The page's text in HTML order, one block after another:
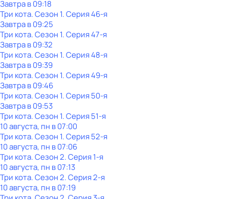
Завтра в 09:18
Три кота. Сезон 1. Серия 46-я
Завтра в 09:25
Три кота. Сезон 1. Серия 47-я
Завтра в 09:32
Три кота. Сезон 1. Серия 48-я
Завтра в 09:39
Три кота. Сезон 1. Серия 49-я
Завтра в 09:46
Три кота. Сезон 1. Серия 50-я
Завтра в 09:53
Три кота. Сезон 1. Серия 51-я
10 августа, пн в 07:00
Три кота. Сезон 1. Серия 52-я
10 августа, пн в 07:06
Три кота. Сезон 2. Серия 1-я
10 августа, пн в 07:13
Три кота. Сезон 2. Серия 2-я
10 августа, пн в 07:19